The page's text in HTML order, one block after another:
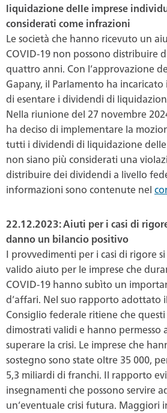
liquidazione delle imprese
considerati come infrazioni
Le società che hanno ricevuto un
COVID-19 non possono distribuire
quattro anni. Con l’approvazione
Gapany, il Parlamento ha
di esentare i dividendi di
Nella riunione del 27 novembre
ha deciso di implementare la
tutti i dividendi di liquidazione
non siano più considerati una
distribuire dei dividendi a livello
informazioni sono contenute nel
22.12.2023: Aiuti per i casi di
danno un bilancio positivo
I provvedimenti per i casi di rigore
valido aiuto per le imprese che
COVID-19 hanno subìto un
d’affari. Nel suo rapporto adottato
Consiglio federale ritiene che
dimostrati validi e hanno permesso
superare la crisi. Le imprese che
sostegno sono state oltre 35 000,
5,3 miliardi di franchi. Il rapporto
insegnamenti che possono servire
un’eventuale crisi futura. Maggiori